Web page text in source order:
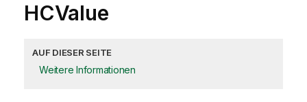
HCValue
AUF DIESER SEITE
Weitere Informationen